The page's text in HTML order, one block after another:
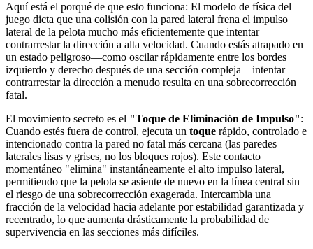
Aquí está el porqué de que esto funciona: El modelo de física del
juego dicta que una colisión con la pared lateral frena el impulso
lateral de la pelota mucho más eficientemente que intentar
contrarrestar la dirección a alta velocidad. Cuando estás atrapado en
un estado peligroso—como oscilar rápidamente entre los bordes
izquierdo y derecho después de una sección compleja—intentar
contrarrestar la dirección a menudo resulta en una sobrecorrección
fatal.
El movimiento secreto es el "Toque de Eliminación de Impulso":
Cuando estés fuera de control, ejecuta un toque rápido, controlado e
intencionado contra la pared no fatal más cercana (las paredes
laterales lisas y grises, no los bloques rojos). Este contacto
momentáneo "elimina" instantáneamente el alto impulso lateral,
permitiendo que la pelota se asiente de nuevo en la línea central sin
el riesgo de una sobrecorrección exagerada. Intercambia una
fracción de la velocidad hacia adelante por estabilidad garantizada y
recentrado, lo que aumenta drásticamente la probabilidad de
supervivencia en las secciones más difíciles.